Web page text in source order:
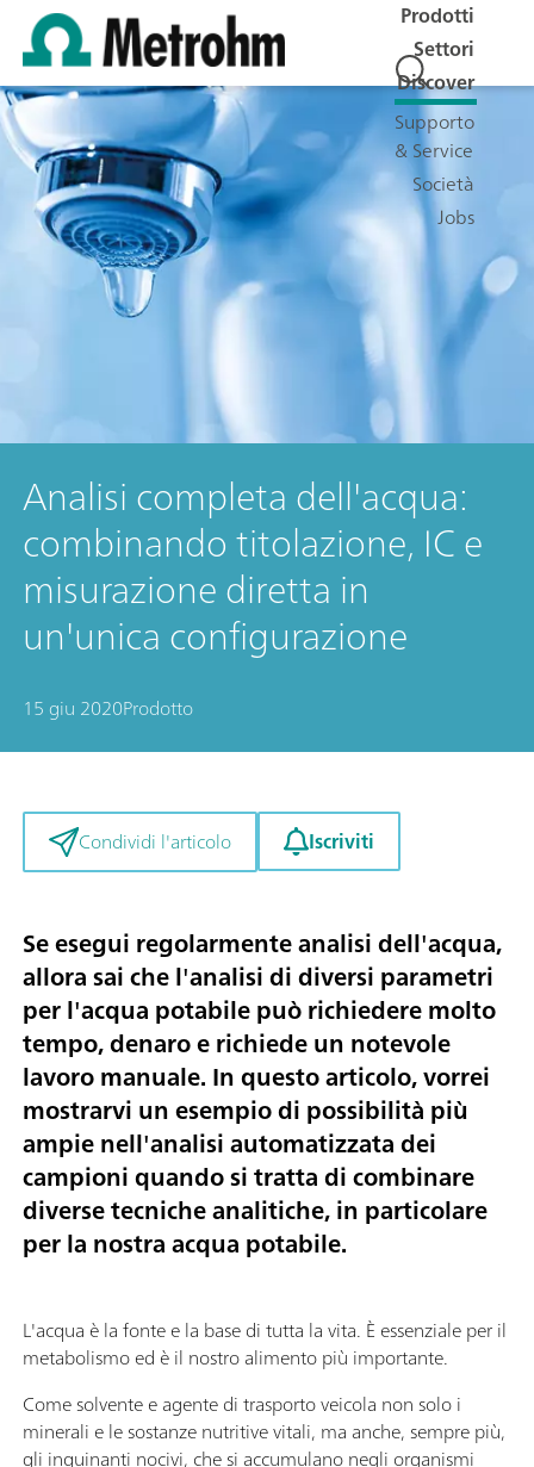
Prodotti
Settori
Discover
Supporto
& Service
Società
Jobs
Analisi completa dell'acqua:
combinando titolazione, IC e
misurazione diretta in
un'unica configurazione
15 giu 2020Prodotto
Condividi l'articolo Iscriviti
Se esegui regolarmente analisi dell'acqua,
allora sai che l'analisi di diversi parametri
per l'acqua potabile può richiedere molto
tempo, denaro e richiede un notevole
lavoro manuale. In questo articolo, vorrei
mostrarvi un esempio di possibilità più
ampie nell'analisi automatizzata dei
campioni quando si tratta di combinare
diverse tecniche analitiche, in particolare
per la nostra acqua potabile.
L'acqua è la fonte e la base di tutta la vita. È essenziale per il
metabolismo ed è il nostro alimento più importante.
Come solvente e agente di trasporto veicola non solo i
minerali e le sostanze nutritive vitali, ma anche, sempre più,
gli inquinanti nocivi, che si accumulano negli organismi